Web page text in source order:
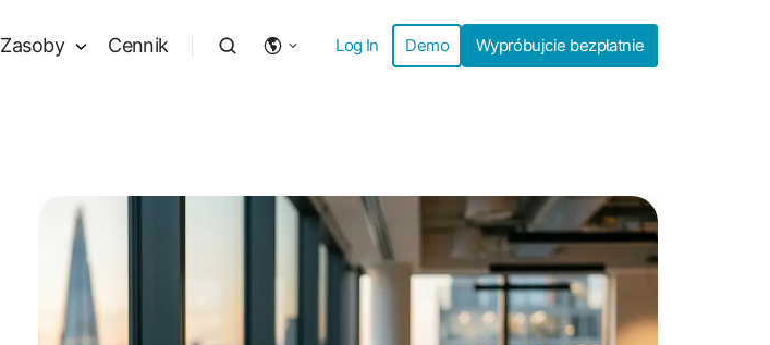
Zasoby Cennik Log In Demo Wypróbujcie bezpłatnie